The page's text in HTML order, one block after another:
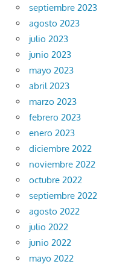
septiembre 2023
agosto 2023
julio 2023
junio 2023
mayo 2023
abril 2023
marzo 2023
febrero 2023
enero 2023
diciembre 2022
noviembre 2022
octubre 2022
septiembre 2022
agosto 2022
julio 2022
junio 2022
mayo 2022